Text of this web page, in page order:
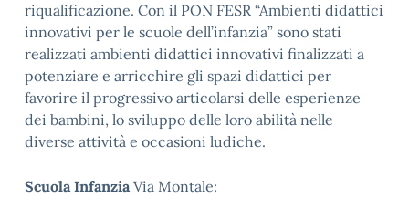
riqualificazione. Con il PON FESR “Ambienti didattici
innovativi per le scuole dell’infanzia” sono stati
realizzati ambienti didattici innovativi finalizzati a
potenziare e arricchire gli spazi didattici per
favorire il progressivo articolarsi delle esperienze
dei bambini, lo sviluppo delle loro abilità nelle
diverse attività e occasioni ludiche.
Scuola InfanziaVia Montale: